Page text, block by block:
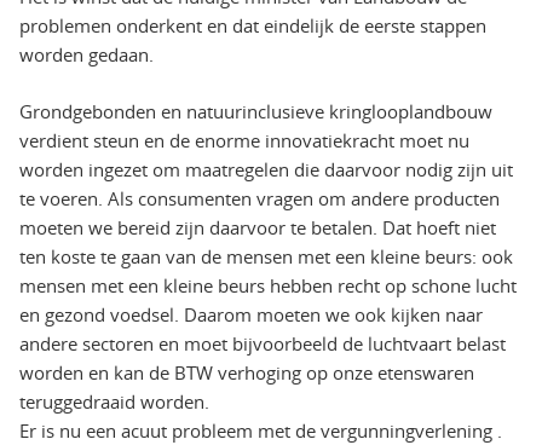
problemen onderkent en dat eindelijk de eerste stappen
worden gedaan.
Grondgebonden en natuurinclusieve kringlooplandbouw
verdient steun en de enorme innovatiekracht moet nu
worden ingezet om maatregelen die daarvoor nodig zijn uit
te voeren. Als consumenten vragen om andere producten
moeten we bereid zijn daarvoor te betalen. Dat hoeft niet
ten koste te gaan van de mensen met een kleine beurs: ook
mensen met een kleine beurs hebben recht op schone lucht
en gezond voedsel. Daarom moeten we ook kijken naar
andere sectoren en moet bijvoorbeeld de luchtvaart belast
worden en kan de BTW verhoging op onze etenswaren
teruggedraaid worden.
Er is nu een acuut probleem met de vergunningverlening .